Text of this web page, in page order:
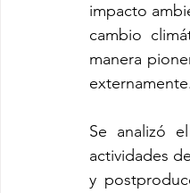
impacto
cambio
manera
externamente.
Se analizó
actividades
y